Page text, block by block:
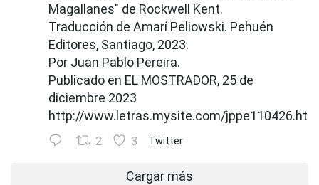
Magallanes" de Rockwell Kent.
Traducción de Amarí Peliowski. Pehuén
Editores, Santiago, 2023.
Por Juan Pablo Pereira.
Publicado en EL MOSTRADOR, 25 de
diciembre 2023
http://www.letras.mysite.com/
2 3 Twitter
Cargar más